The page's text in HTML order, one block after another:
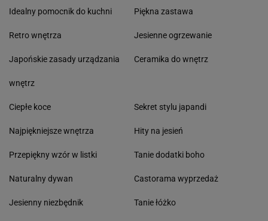
Idealny pomocnik do kuchni
Retro wnętrza
Japońskie zasady urządzania
wnętrz
Piękna zastawa
Jesienne ogrzewanie
Ceramika do wnętrz
Ciepłe koce
Najpiękniejsze wnętrza
Przepiękny wzór w listki
Naturalny dywan
Jesienny niezbędnik
Sekret stylu japandi
Hity na jesień
Tanie dodatki boho
Castorama wyprzedaż
Tanie łóżko